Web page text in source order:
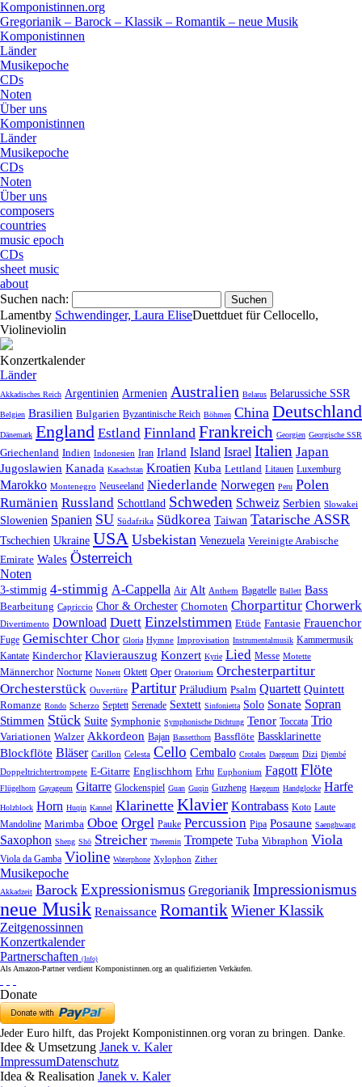
Komponistinnen.org
Gregorianik – Barock – Klassik – Romantik – neue Musik
Komponistinnen
Länder
Musikepoche
CDs
Noten
Über uns
Komponistinnen
Länder
Musikepoche
CDs
Noten
Über uns
composers
countries
music epoch
CDs
sheet music
about
Suchen nach:
Lamentby Schwendinger, Laura EliseDuettduet fürCellocello,
Violineviolin
Konzertkalender
Länder
Akkadisches Reich Argentinien Armenien Australien Belarus Belarussiche SSR
Belgien Brasilien Bulgarien Byzantinische Reich Böhmen China Deutschland
Dänemark England Estland Finnland Frankreich Georgien Georgische SSR
Griechenland Indien Indonesien Iran Irland Island Israel Italien Japan
Jugoslawien Kanada Kasachstan Kroatien Kuba Lettland Litauen Luxemburg
Marokko Montenegro Neuseeland Niederlande Norwegen Peru Polen
Rumänien Russland Schottland Schweden Schweiz Serbien Slowakei
Slowenien Spanien SU Südafrika Südkorea Taiwan Tatarische ASSR
Tschechien Ukraine USA Usbekistan Venezuela Vereinigte Arabische
Emirate Wales Österreich
Noten
3-stimmig 4-stimmig A-Cappella Air Alt Anthem Bagatelle Ballett Bass
Bearbeitung Capriccio Chor & Orchester Chornoten Chorpartitur Chorwerk
Divertimento Download Duett Einzelstimmen Etüde Fantasie Frauenchor
Fuge Gemischter Chor Gloria Hymne Improvisation Instrumentalmusik Kammermusik
Kantate Kinderchor Klavierauszug Konzert Kyrie Lied Messe Motette
Männerchor Nocturne Nonett Oktett Oper Oratorium Orchesterpartitur
Orchesterstück Ouvertüre Partitur Präludium Psalm Quartett Quintett
Romanze Rondo Scherzo Septett Serenade Sextett Sinfonietta Solo Sonate Sopran
Stimmen Stück Suite Symphonie Symphonische Dichtung Tenor Toccata Trio
Variationen Walzer Akkordeon Bajan Bassetthorn Bassflöte Bassklarinette
Blockflöte Bläser Carillon Celesta Cello Cembalo Crotales Daegeum Dizi Djembé
Doppeltrichtertrompete E-Gitarre Englischhorn Erhu Euphonium Fagott Flöte
Flügelhorn Gayageum Gitarre Glockenspiel Guan Guqin Guzheng Haegeum Handglocke Harfe
Holzblock Horn Huqin Kannel Klarinette Klavier Kontrabass Koto Laute
Mandoline Marimba Oboe Orgel Pauke Percussion Pipa Posaune Saenghwang
Saxophon Sheng Shō Streicher Theremin Trompete Tuba Vibraphon Viola
Viola da Gamba Violine Waterphone Xylophon Zither
Musikepoche
Akkadzeit Barock Expressionismus Gregorianik Impressionismus
neue Musik Renaissance RomantikWiener Klassik
Zeitgenossinnen
Konzertkalender
Partnerschaften (Info)
Als Amazon-Partner verdient Komponistinnen.org an qualifizierten Verkäufen.
Donate
Jeder Euro hilft, das Projekt Komponistinnen.org voran zu bringen. Danke.
Idee & Umsetzung Janek v. Kaler
ImpressumDatenschutz
Idea & Realisation Janek v. Kaler